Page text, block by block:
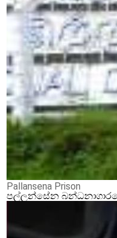
Pallansena Prison
පල්ලන්සේන